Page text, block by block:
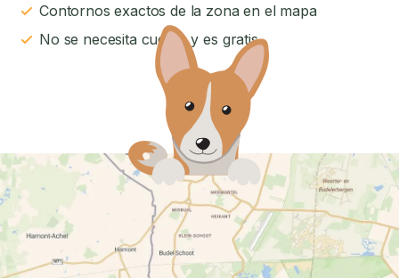
Contornos exactos de la zona en el mapa
No se necesita cuenta y es gratis